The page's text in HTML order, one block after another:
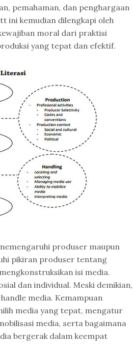
pemahaman, dan penghargaan
ini kemudian dilengkapi oleh
moral dari praktisi
yang tepat dan efektif.
produser maupun
pikiran produser tentang
isi media.
dan individual. Meski demikian,
media. Kemampuan
media yang tepat, mengatur
media, serta bagaimana
bergerak dalam keempat